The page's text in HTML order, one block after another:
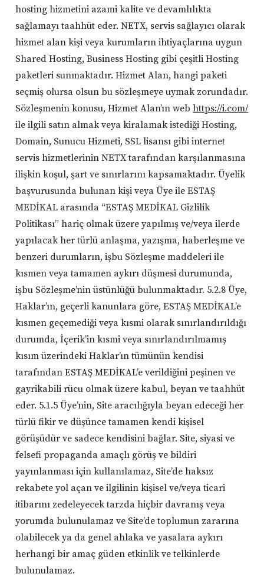
hosting hizmetini azami kalite ve devamlılıkta
sağlamayı taahhüt eder. NETX, servis sağlayıcı olarak
hizmet alan kişi veya kurumların ihtiyaçlarına uygun
Shared Hosting, Business Hosting gibi çeşitli Hosting
paketleri sunmaktadır. Hizmet Alan, hangi paketi
seçmiş olursa olsun bu sözleşmeye uymak zorundadır.
Sözleşmenin konusu, Hizmet Alan’ın webhttps://i.com/
ile ilgili satın almak veya kiralamak istediği Hosting,
Domain, Sunucu Hizmeti, SSL lisansı gibi internet
servis hizmetlerinin NETX tarafından karşılanmasına
ilişkin koşul, şart ve sınırlarını kapsamaktadır. Üyelik
başvurusunda bulunan kişi veya Üye ile ESTAŞ
MEDİKAL arasında “ESTAŞ MEDİKAL Gizlilik
Politikası” hariç olmak üzere yapılmış ve/veya ilerde
yapılacak her türlü anlaşma, yazışma, haberleşme ve
benzeri durumların, işbu Sözleşme maddeleri ile
kısmen veya tamamen aykırı düşmesi durumunda,
işbu Sözleşme’nin üstünlüğü bulunmaktadır. 5.2.8 Üye,
Haklar’ın, geçerli kanunlara göre, ESTAŞ MEDİKAL’e
kısmen geçemediği veya kısmi olarak sınırlandırıldığı
durumda, İçerik’in kısmi veya sınırlandırılmamış
kısım üzerindeki Haklar’ın tümünün kendisi
tarafından ESTAŞ MEDİKAL’e verildiğini peşinen ve
gayrikabili rücu olmak üzere kabul, beyan ve taahhüt
eder. 5.1.5 Üye’nin, Site aracılığıyla beyan edeceği her
türlü fikir ve düşünce tamamen kendi kişisel
görüşüdür ve sadece kendisini bağlar. Site, siyasi ve
felsefi propaganda amaçlı görüş ve bildiri
yayınlanması için kullanılamaz, Site’de haksız
rekabete yol açan ve ilgilinin kişisel ve/veya ticari
itibarını zedeleyecek tarzda hiçbir davranış veya
yorumda bulunulamaz ve Site’de toplumun zararına
olabilecek ya da genel ahlaka ve yasalara aykırı
herhangi bir amaç güden etkinlik ve telkinlerde
bulunulamaz.